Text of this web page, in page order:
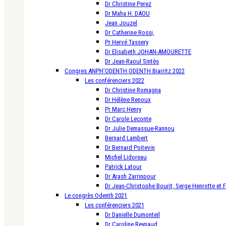
Dr Christine Perez
Dr Maha H. DAOU
Jean Jouzel
Dr Catherine Rossi,
Pr Hervé Tassery
Dr Elisabeth JOHAN-AMOURETTE
Dr Jean-Raoul Sintès
Congres ANPH’ODENTH ODENTH Biarritz 2022
Les conférenciers 2022
Dr Christine Romagna
Dr Hélène Renoux
Pr Marc Henry
Dr Carole Leconte
Dr Julie Demassue-Rannou
Bernard Lambert
Dr Bernard Poitevin
Michel Lidoreau
Patrick Latour
Dr Arash Zarrinpour
Dr Jean-Christophe Bourit, Serge Henrotte et
Le congrès Odenth 2021
Les conférenciers 2021
Dr Danielle Dumonteil
Dr Caroline Reynaud